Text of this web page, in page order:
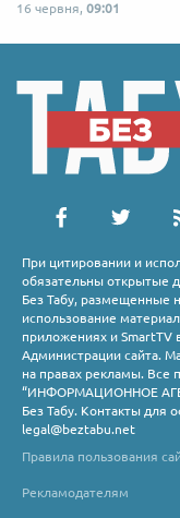
16 червня, 09:01
При цитировании и
обязательны открытые
Без Табу, размещенные
использование
приложениях и SmartTV
Администрации сайта.
на правах рекламы.
“ИНФОРМАЦИОННОЕ
Без Табу. Контакты для
legal@beztabu.net
Правила пользования
Рекламодателям